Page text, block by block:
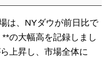
は、NYダウが前日比で
の大幅高を記録しまし
上昇し、市場全体に